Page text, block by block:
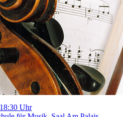
Uhr